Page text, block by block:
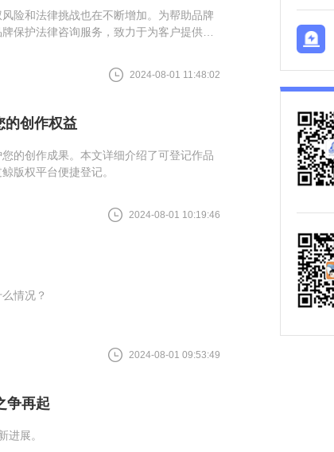
险和法律挑战也在不断增加。为帮助品牌
保护法律咨询服务，致力于为客户提供深
2024-08-01 11:48:02
的创作权益
的创作成果。本文详细介绍了可登记作品
版权平台便捷登记。
2024-08-01 10:19:46
情况？
2024-08-01 09:53:49
争再起
进展。